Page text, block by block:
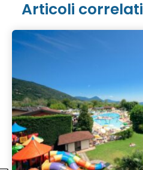
Articoli correlati